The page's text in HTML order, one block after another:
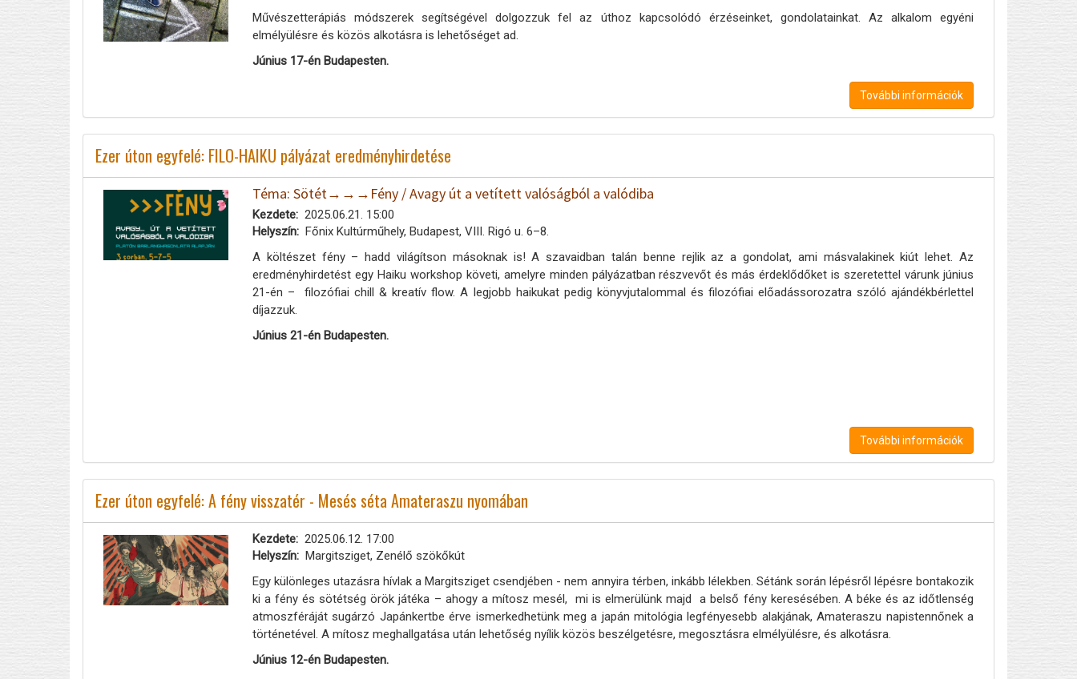
Művészetterápiás módszerek segítségével dolgozzuk fel az úthoz kapcsolódó érzéseinket, gondolatainkat. Az alkalom egyéni
elmélyülésre és közös alkotásra is lehetőséget ad.
Június 17-én Budapesten.
További információk
Ezer úton egyfelé: FILO-HAIKU pályázat eredményhirdetése
Téma: Sötét→→→Fény / Avagy út a vetített valóságból a valódiba
Kezdete
2025.06.21. 15:00
Helyszín
Főnix Kultúrműhely, Budapest, VIII. Rigó u. 6–8.
A költészet fény – hadd világítson másoknak is! A szavaidban talán benne rejlik az a gondolat, ami másvalakinek kiút lehet. Az
eredményhirdetést egy Haiku workshop követi, amelyre minden pályázatban részvevőt és más érdeklődőket is szeretettel várunk június
21-én – filozófiai chill & kreatív flow. A legjobb haikukat pedig könyvjutalommal és filozófiai előadássorozatra szóló ajándékbérlettel
díjazzuk.
Június 21-én Budapesten.
További információk
Ezer úton egyfelé: A fény visszatér - Mesés séta Amateraszu nyomában
Kezdete
2025.06.12. 17:00
Helyszín
Margitsziget, Zenélő szökőkút
Egy különleges utazásra hívlak a Margitsziget csendjében - nem annyira térben, inkább lélekben. Sétánk során lépésről lépésre bontakozik
ki a fény és sötétség örök játéka – ahogy a mítosz mesél, mi is elmerülünk majd a belső fény keresésében. A béke és az időtlenség
atmoszféráját sugárzó Japánkertbe érve ismerkedhetünk meg a japán mitológia legfényesebb alakjának, Amateraszu napistennőnek a
történetével. A mítosz meghallgatása után lehetőség nyílik közös beszélgetésre, megosztásra elmélyülésre, és alkotásra.
Június 12-én Budapesten.